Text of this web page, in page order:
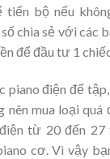
tiến bộ nếu
chia sẻ với các
để đầu tư 1
piano điện để
nên mua loại quá
từ 20 đến 27
cơ. Vì vậy